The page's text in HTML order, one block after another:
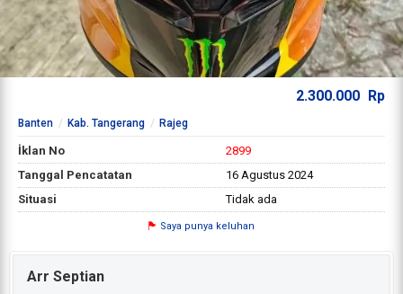
2.300.000 Rp
Banten Kab. Tangerang Rajeg
İklan No
2899
Tanggal Pencatatan
16 Agustus 2024
Situasi
Tidak ada
Saya punya keluhan
Arr Septian